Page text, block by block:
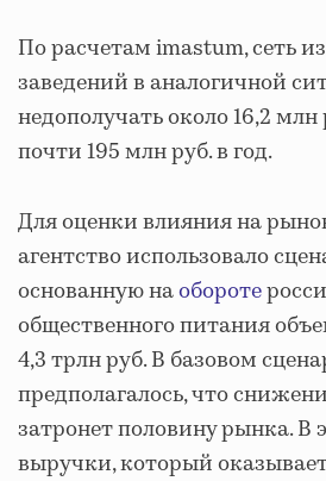
По расчетам imastum, сеть
заведений в аналогичной
недополучать около 16,2 млн
почти 195 млн руб. в год.
Для оценки влияния на
агентство использовало
основанную наобороте
общественного питания
4,3 трлн руб. В базовом
предполагалось, что
затронет половину рынка. В
выручки, который